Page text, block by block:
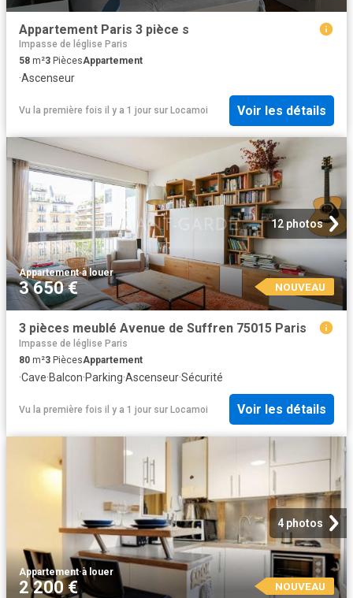
Appartement Paris 3 pièce s
Impasse de léglise Paris
58 m²3 PiècesAppartement
·Ascenseur
Vu la première fois il y a 1 jour sur Locamoi Voir les détails
12 photos
Appartement·à louer
3 650 € NOUVEAU
3 pièces meublé Avenue de Suffren 75015 Paris
Impasse de léglise Paris
80 m²3 PiècesAppartement
·Cave·Balcon·Parking·Ascenseur·Sécurité
Vu la première fois il y a 1 jour sur Locamoi Voir les détails
4 photos
Appartement·à louer
2 200 € NOUVEAU